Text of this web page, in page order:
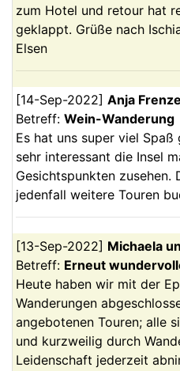
zum Hotel und retour hat
geklappt. Grüße nach
Elsen
[14-Sep-2022] Anja
Betreff: Wein-Wanderung
Es hat uns super viel
sehr interessant die Insel
Gesichtspunkten zusehen.
jedenfall weitere Touren
[13-Sep-2022] Michaela
Betreff: Erneut
Heute haben wir mit der
Wanderungen
angebotenen Touren; alle
und kurzweilig durch
Leidenschaft jederzeit